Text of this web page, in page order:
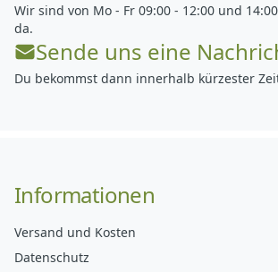
Wir sind von Mo - Fr 09:00 - 12:00 und
da.
Sende uns eine
Du bekommst dann innerhalb kürzester
Informationen
Versand und Kosten
Datenschutz